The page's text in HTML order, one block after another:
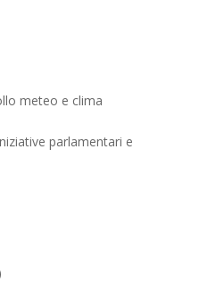
meteo e clima
parlamentari e